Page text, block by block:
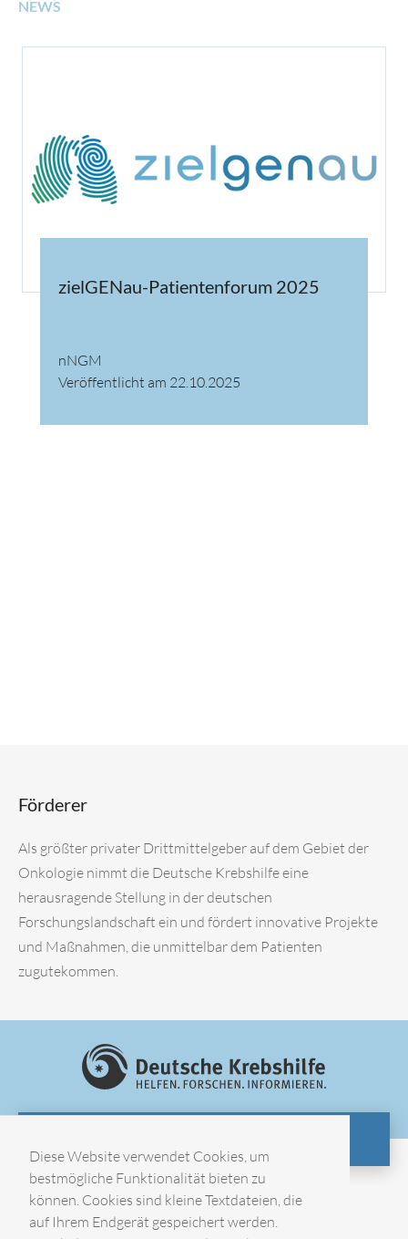
Diese Website verwendet Cookies, um
bestmögliche Funktionalität bieten zu
können. Cookies sind kleine Textdateien, die
auf Ihrem Endgerät gespeichert werden.
NEWS
zielGENau-Patientenforum 2025
nNGM
Veröffentlicht am 22.10.2025
Förderer
Als größter privater Drittmittelgeber auf dem Gebiet der
Onkologie nimmt die Deutsche Krebshilfe eine
herausragende Stellung in der deutschen
Forschungslandschaft ein und fördert innovative Projekte
und Maßnahmen, die unmittelbar dem Patienten
zugutekommen.
Impressum